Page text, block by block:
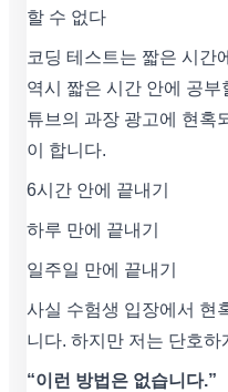
할 수 없다
코딩 테스트는 짧은 시간
역시 짧은 시간 안에 공
튜브의 과장 광고에 현혹
이 합니다.
6시간 안에 끝내기
하루 만에 끝내기
일주일 만에 끝내기
사실 수험생 입장에서 현
니다. 하지만 저는 단호
“이런 방법은 없습니다.”